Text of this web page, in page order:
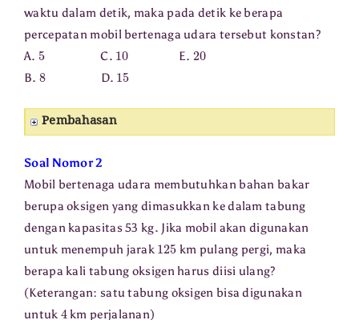
waktu dalam detik, maka pada detik ke berapa
percepatan mobil bertenaga udara tersebut konstan?
A. 5C. 10 E. 20
B. 8D. 15
Pembahasan
Soal Nomor 2
Mobil bertenaga udara membutuhkan bahan bakar
berupa oksigen yang dimasukkan ke dalam tabung
dengan kapasitas 53 kg. Jika mobil akan digunakan
untuk menempuh jarak 125 km pulang pergi, maka
berapa kali tabung oksigen harus diisi ulang?
(Keterangan: satu tabung oksigen bisa digunakan
untuk 4km perjalanan)